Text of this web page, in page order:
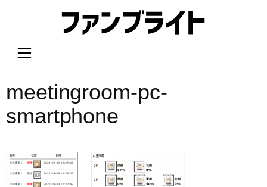
プ
meetingroom-pc-
smartphone